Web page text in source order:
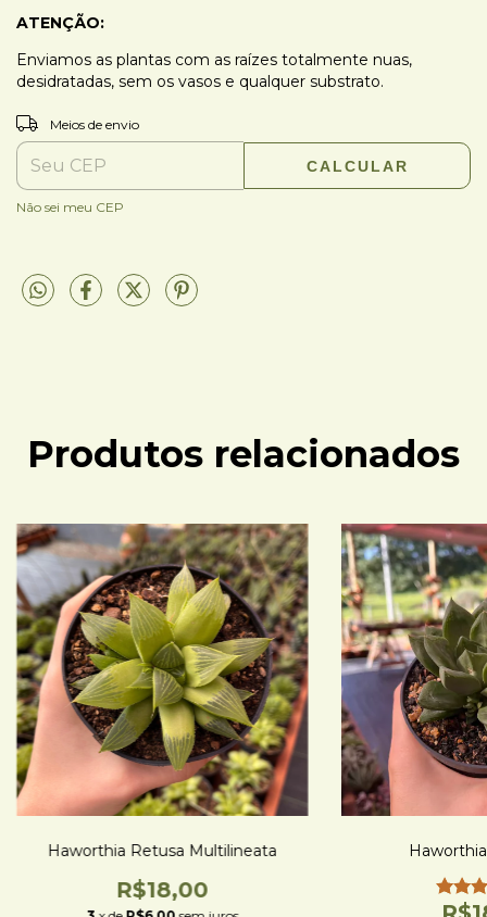
ATENÇÃO:
Enviamos as plantas com as raízes totalmente nuas,
desidratadas, sem os vasos e qualquer substrato.
Entregas para o CEP:
Meios de envio
CALCULAR
Não sei meu CEP
Produtos relacionados
Haworthia Retusa Multilineata
R$18,00